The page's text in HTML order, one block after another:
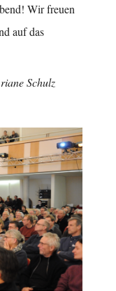
Wir freuen
auf das
Schulz